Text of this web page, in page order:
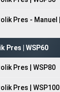
Pres - Manuel |
Pres | WSP60
Pres | WSP80
Pres | WSP100